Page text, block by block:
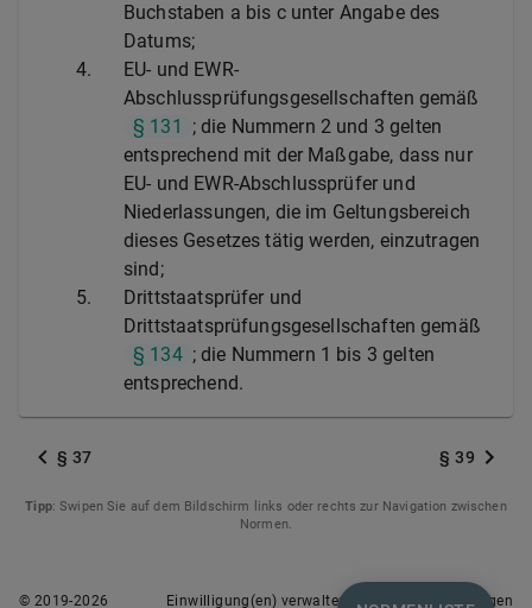
Buchstaben a bis c unter Angabe des
Datums;
4.
EU- und EWR-
Abschlussprüfungsgesellschaften gemäß
§ 131
; die Nummern 2 und 3 gelten
entsprechend mit der Maßgabe, dass nur
EU- und EWR-Abschlussprüfer und
Niederlassungen, die im Geltungsbereich
dieses Gesetzes tätig werden, einzutragen
sind;
5.
Drittstaatsprüfer und
Drittstaatsprüfungsgesellschaften gemäß
§ 134 ; die Nummern 1 bis 3 gelten
entsprechend.
§ 37 § 39
Tipp: Swipen Sie auf dem Bildschirm links oder rechts zur Navigation zwischen
Normen.
© 2019-2026 Einwilligung(en) verwalten Nutzungsbedingungen